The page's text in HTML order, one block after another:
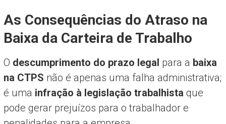
As Consequências do Atraso na
Baixa da Carteira de Trabalho
O descumprimento do prazo legal para a baixa
na CTPS não é apenas uma falha administrativa;
é uma infração à legislação trabalhista que
pode gerar prejuízos para o trabalhador e